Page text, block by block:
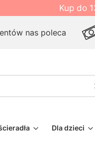
Kup do
nas poleca
Dla dzieci